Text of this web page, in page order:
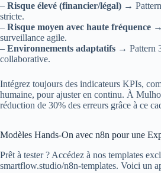
– Risque élevé (financier/légal) →
stricte.
– Risque moyen avec haute fréquence
surveillance agile.
– Environnements adaptatifs → Pattern
collaborative.
Intégrez toujours des indicateurs KPIs,
humaine, pour ajuster en continu. À
réduction de 30% des erreurs grâce à ce
Modèles Hands-On avec n8n pour une
Prêt à tester ? Accédez à nos templates
smartflow.studio/n8n-templates. Voici un